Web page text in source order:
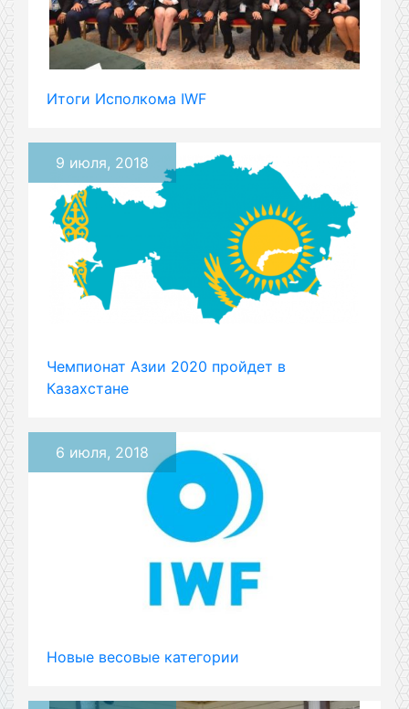
Итоги Исполкома IWF
Чемпионат Азии 2020 пройдет в
Казахстане
9 июля, 2018
Новые весовые категории
6 июля, 2018